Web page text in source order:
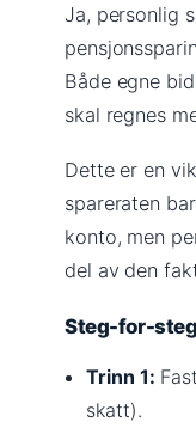
Ja, personlig
Både egne
skal regnes
Dette er en
spareraten
konto, men
del av den
Steg-for-
Trinn 1:
skatt).